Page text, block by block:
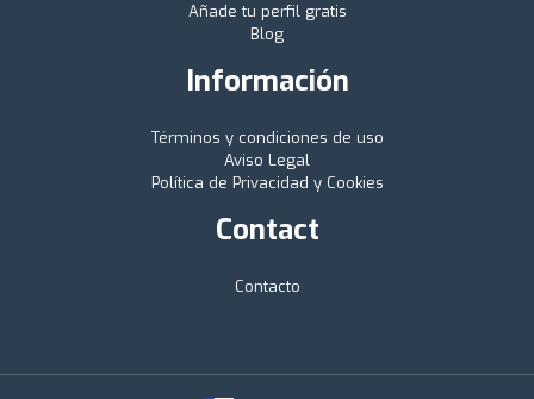
Añade tu perfil gratis
Blog
Información
Términos y condiciones de uso
Aviso Legal
Política de Privacidad y Cookies
Contact
Contacto